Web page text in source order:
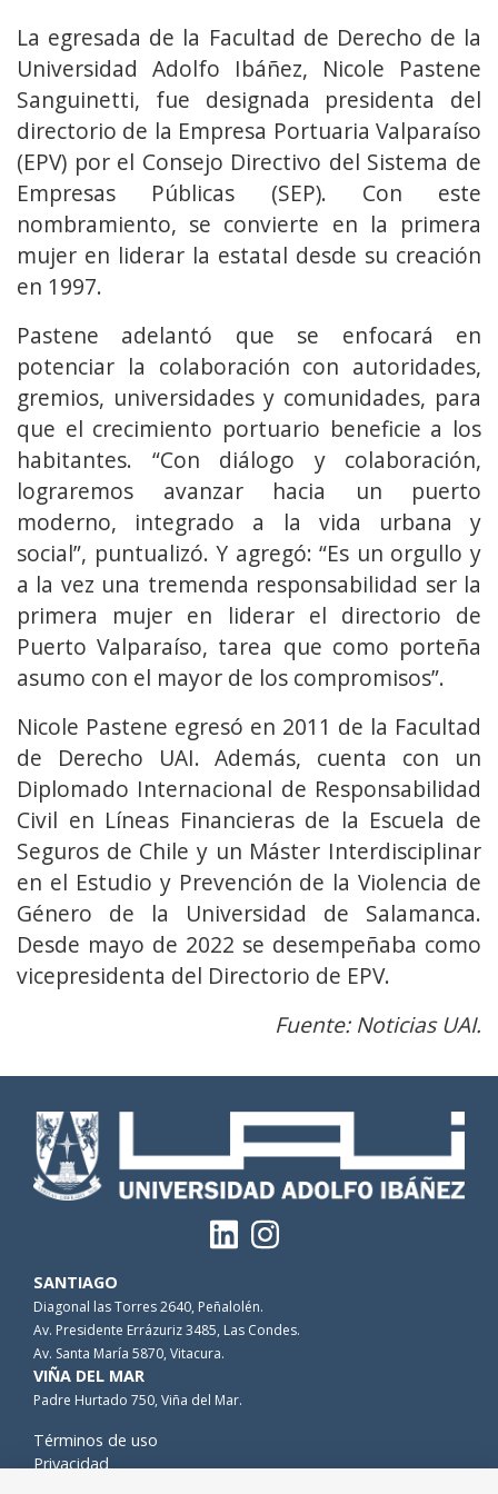
La egresada de la Facultad de Derecho de la
Universidad Adolfo Ibáñez, Nicole Pastene
Sanguinetti, fue designada presidenta del
directorio de la Empresa Portuaria Valparaíso
(EPV) por el Consejo Directivo del Sistema de
Empresas Públicas (SEP). Con este
nombramiento, se convierte en la primera
mujer en liderar la estatal desde su creación
en 1997.
Pastene adelantó que se enfocará en
potenciar la colaboración con autoridades,
gremios, universidades y comunidades, para
que el crecimiento portuario beneficie a los
habitantes. “Con diálogo y colaboración,
lograremos avanzar hacia un puerto
moderno, integrado a la vida urbana y
social”, puntualizó. Y agregó: “Es un orgullo y
a la vez una tremenda responsabilidad ser la
primera mujer en liderar el directorio de
Puerto Valparaíso, tarea que como porteña
asumo con el mayor de los compromisos”.
Nicole Pastene egresó en 2011 de la Facultad
de Derecho UAI. Además, cuenta con un
Diplomado Internacional de Responsabilidad
Civil en Líneas Financieras de la Escuela de
Seguros de Chile y un Máster Interdisciplinar
en el Estudio y Prevención de la Violencia de
Género de la Universidad de Salamanca.
Desde mayo de 2022 se desempeñaba como
vicepresidenta del Directorio de EPV.
Fuente: Noticias UAI.
SANTIAGO
Diagonal las Torres 2640, Peñalolén.
Av. Presidente Errázuriz 3485, Las Condes.
Av. Santa María 5870, Vitacura.
VIÑA DEL MAR
Padre Hurtado 750, Viña del Mar.
Términos de uso
Privacidad